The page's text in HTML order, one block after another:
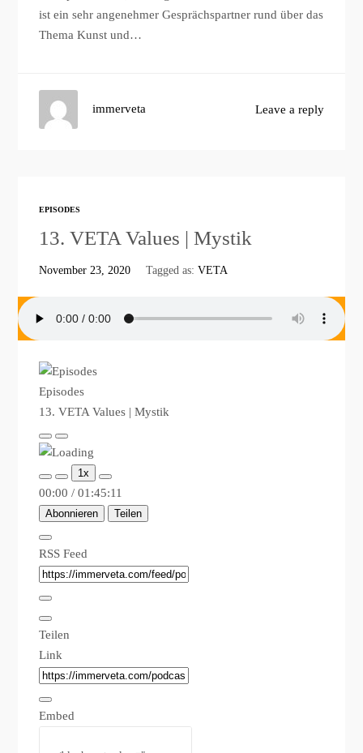
ist ein sehr angenehmer Gesprächspartner rund über das
Thema Kunst und…
Leave a reply
immerveta
EPISODES
13. VETA Values | Mystik
November 23, 2020 Tagged as:VETA
Episodes
13. VETA Values | Mystik
Play
Episode
Pause
Episode
1x
00:00 / 01:45:11
Abonnieren Teilen
RSS Feed
Teilen
Link
Embed